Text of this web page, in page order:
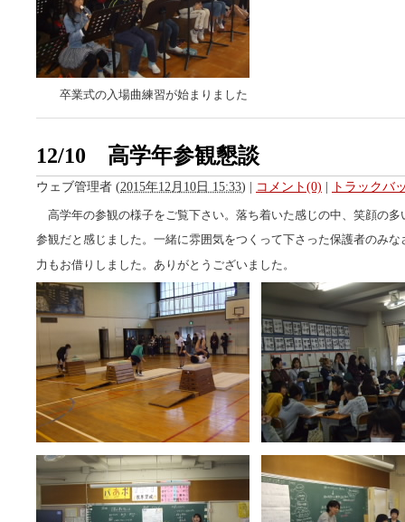
卒業式の入場曲練習が始まりました
12/10 高学年参観懇談
ウェブ管理者 (2015年12月10日 15:33) | コメント(0) | トラックバ
高学年の参観の様子をご覧下さい。落ち着いた感じの中、笑顔の多
参観だと感じました。一緒に雰囲気をつくって下さった保護者のみな
力もお借りしました。ありがとうございました。